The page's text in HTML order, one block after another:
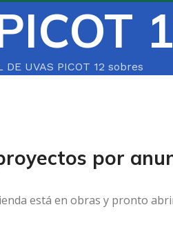
DE UVAS PICOT 12 sobres
por
está en obras y pronto